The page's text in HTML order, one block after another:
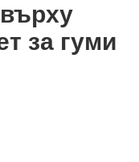
за гуми